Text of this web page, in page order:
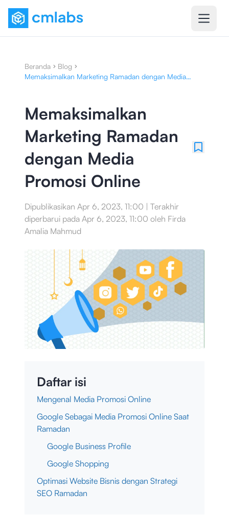
Beranda
Blog
Memaksimalkan Marketing Ramadan dengan Media
Memaksimalkan
Marketing Ramadan
dengan Media
Promosi Online
Dipublikasikan Apr 6, 2023, 11:00 | Terakhir
diperbarui pada Apr 6, 2023, 11:00 oleh Firda
Amalia Mahmud
Daftar isi
Mengenal Media Promosi Online
Google Sebagai Media Promosi Online Saat
Ramadan
Google Business Profile
Google Shopping
Optimasi Website Bisnis dengan Strategi
SEO Ramadan